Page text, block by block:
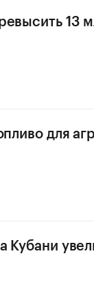
13
для
Кубани